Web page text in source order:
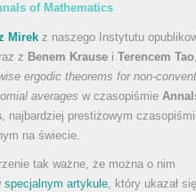
of Mathematics
Mirek z naszego Instytutu
z Benem Krause i Terencem Tao
ergodic theorems for non-
averages w czasopiśmie
, najbardziej prestiżowym
na świecie.
tak ważne, że można o nim
specjalnym artykule, który ukazał